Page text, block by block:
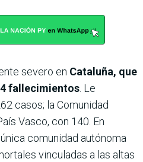
severo en Cataluña, que
fallecimientos. Le
casos; la Comunidad
Vasco, con 140. En
comunidad autónoma
vinculadas a las altas